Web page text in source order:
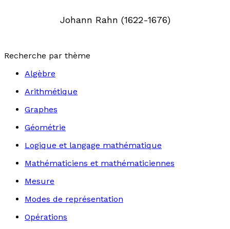
Johann Rahn (1622-1676)
Recherche par thème
Algèbre
Arithmétique
Graphes
Géométrie
Logique et langage mathématique
Mathématiciens et mathématiciennes
Mesure
Modes de représentation
Opérations